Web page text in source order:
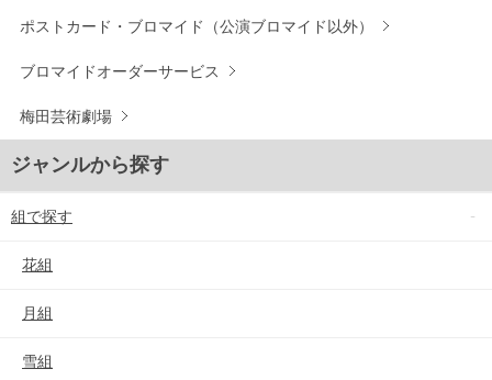
ポストカード・ブロマイド（公演ブロマイド以外）
ブロマイドオーダーサービス
梅田芸術劇場
ジャンルから探す
組で探す
花組
月組
雪組